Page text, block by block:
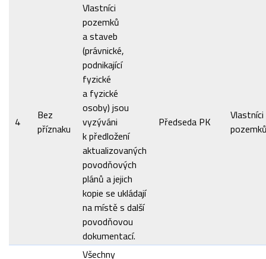
4
Bez
příznaku
Vlastníci
pozemků
a staveb
(právnické,
podnikající
fyzické
a fyzické
osoby) jsou
vyzýváni
k předložení
aktualizovaných
povodňových
plánů a jejich
kopie se ukládají
na místě s další
povodňovou
dokumentací.
Předseda PK
Vlastníci
Všechny